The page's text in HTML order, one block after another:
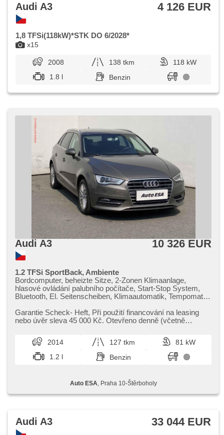
x15
Audi A3 4 126 EUR
1,8 TFSi(118kW)*STK DO 6/2028*
2008 138 tkm
118 kW
1.8 l
Benzin
Audi A3 10 326 EUR
1.2 TFSi SportBack, Ambiente
Bordcomputer, beheizte Sitze, 2-Zonen Klimaanlage,
hlasové ovládání palubního počítače, Start-Stop System,
Bluetooth, El. Seitenscheiben, Klimaautomatik, Tempomat,
Xenon-Scheinwerfer, täglich Leuchten, Alufelgen,
Handgetriebe, El. Spiegel, beheizte Spiegel,
Zentralverriegelung mit Funkfernbedienung, Elektronisches
Stabilitätsprogramm (ESP), Scheibenwischersensor,
Nebelscheinwerfer, Reifendrucksensor, ABS,
Antriebsschlupfregelung (ASR), parkovací senzory zadní,
Garantie Scheck​- Heft,​ Při použití financování na leasing
nebo úvěr sleva 45 000 Kč. Otevřeno denně (včetně
2014 127 tkm
81 kW
1.2 l
Benzin
Auto ESA , Praha 10-Štěrboholy
Audi A3 33 044 EUR